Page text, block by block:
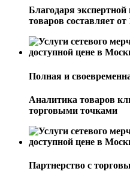
Благодаря
товаров составляет от
Полная и
Аналитика товаров
торговыми точками
Партнерство с